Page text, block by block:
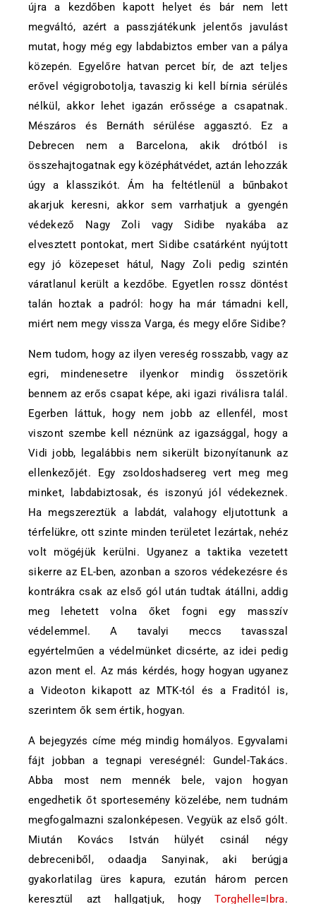
újra a kezdőben kapott helyet és bár nem lett
megváltó, azért a passzjátékunk jelentős javulást
mutat, hogy még egy labdabiztos ember van a pálya
közepén. Egyelőre hatvan percet bír, de azt teljes
erővel végigrobotolja, tavaszig ki kell bírnia sérülés
nélkül, akkor lehet igazán erőssége a csapatnak.
Mészáros és Bernáth sérülése aggasztó. Ez a
Debrecen nem a Barcelona, akik drótból is
összehajtogatnak egy középhátvédet, aztán lehozzák
úgy a klasszikót. Ám ha feltétlenül a bűnbakot
akarjuk keresni, akkor sem varrhatjuk a gyengén
védekező Nagy Zoli vagy Sidibe nyakába az
elvesztett pontokat, mert Sidibe csatárként nyújtott
egy jó közepeset hátul, Nagy Zoli pedig szintén
váratlanul került a kezdőbe. Egyetlen rossz döntést
talán hoztak a padról: hogy ha már támadni kell,
miért nem megy vissza Varga, és megy előre Sidibe?
Nem tudom, hogy az ilyen vereség rosszabb, vagy az
egri, mindenesetre ilyenkor mindig összetörik
bennem az erős csapat képe, aki igazi riválisra talál.
Egerben láttuk, hogy nem jobb az ellenfél, most
viszont szembe kell néznünk az igazsággal, hogy a
Vidi jobb, legalábbis nem sikerült bizonyítanunk az
ellenkezőjét. Egy zsoldoshadsereg vert meg meg
minket, labdabiztosak, és iszonyú jól védekeznek.
Ha megszereztük a labdát, valahogy eljutottunk a
térfelükre, ott szinte minden területet lezártak, nehéz
volt mögéjük kerülni. Ugyanez a taktika vezetett
sikerre az EL-ben, azonban a szoros védekezésre és
kontrákra csak az első gól után tudtak átállni, addig
meg lehetett volna őket fogni egy masszív
védelemmel. A tavalyi meccs tavasszal
egyértelműen a védelmünket dicsérte, az idei pedig
azon ment el. Az más kérdés, hogy hogyan ugyanez
a Videoton kikapott az MTK-tól és a Fraditól is,
szerintem ők sem értik, hogyan.
A bejegyzés címe még mindig homályos. Egyvalami
fájt jobban a tegnapi vereségnél: Gundel-Takács.
Abba most nem mennék bele, vajon hogyan
engedhetik őt sportesemény közelébe, nem tudnám
megfogalmazni szalonképesen. Vegyük az első gólt.
Miután Kovács István hülyét csinál négy
debreceniből, odaadja Sanyinak, aki berúgja
gyakorlatilag üres kapura, ezután három percen
keresztül azt hallgatjuk, hogyTorghelle=Ibra.